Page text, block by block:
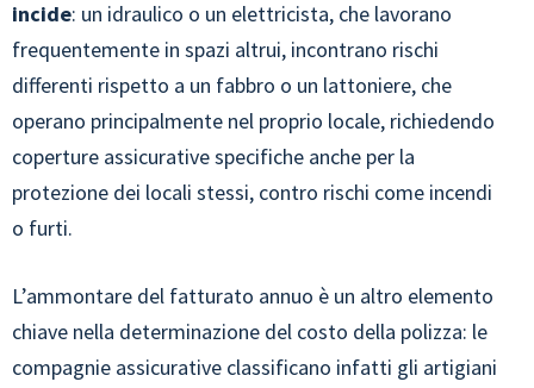
incide: un idraulico o un elettricista, che lavorano
frequentemente in spazi altrui, incontrano rischi
differenti rispetto a un fabbro o un lattoniere, che
operano principalmente nel proprio locale, richiedendo
coperture assicurative specifiche anche per la
protezione dei locali stessi, contro rischi come incendi
o furti.
L’ammontare del fatturato annuo è un altro elemento
chiave nella determinazione del costo della polizza: le
compagnie assicurative classificano infatti gli artigiani